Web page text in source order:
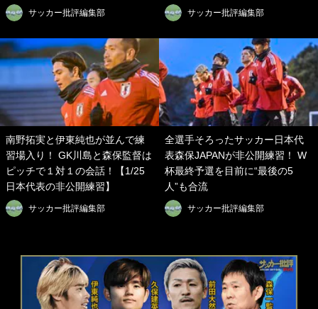
サッカー批評編集部 サッカー批評編集部
南野拓実と伊東純也が並んで練
習場入り！ GK川島と森保監督は
ピッチで１対１の会話！【1/25
日本代表の非公開練習】
サッカー批評編集部
全選手そろったサッカー日本代
表森保JAPANが非公開練習！ W
杯最終予選を目前に“最後の5
人”も合流
サッカー批評編集部